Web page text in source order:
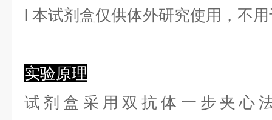
l 本试剂盒仅供体外研究使用，不
实验原理
试剂盒采用双抗体一步夹心